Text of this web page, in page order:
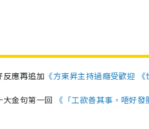
應再追加 《方東昇主持過癮受歡迎
金句第一回 《「工欲善其事，唔好